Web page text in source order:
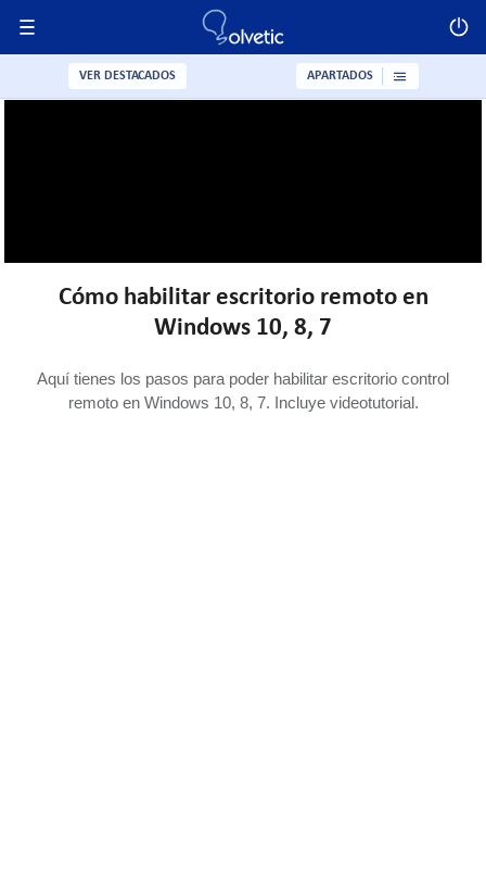
Cómo habilitar escritorio remoto en
Windows 10, 8, 7
Aquí tienes los pasos para poder habilitar escritorio control
remoto en Windows 10, 8, 7. Incluye videotutorial.
VER DESTACADOS APARTADOS